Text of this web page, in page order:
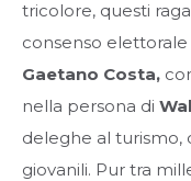
tricolore, questi
consenso
Gaetano Costa,
nella persona di
deleghe al turismo,
giovanili. Pur tra